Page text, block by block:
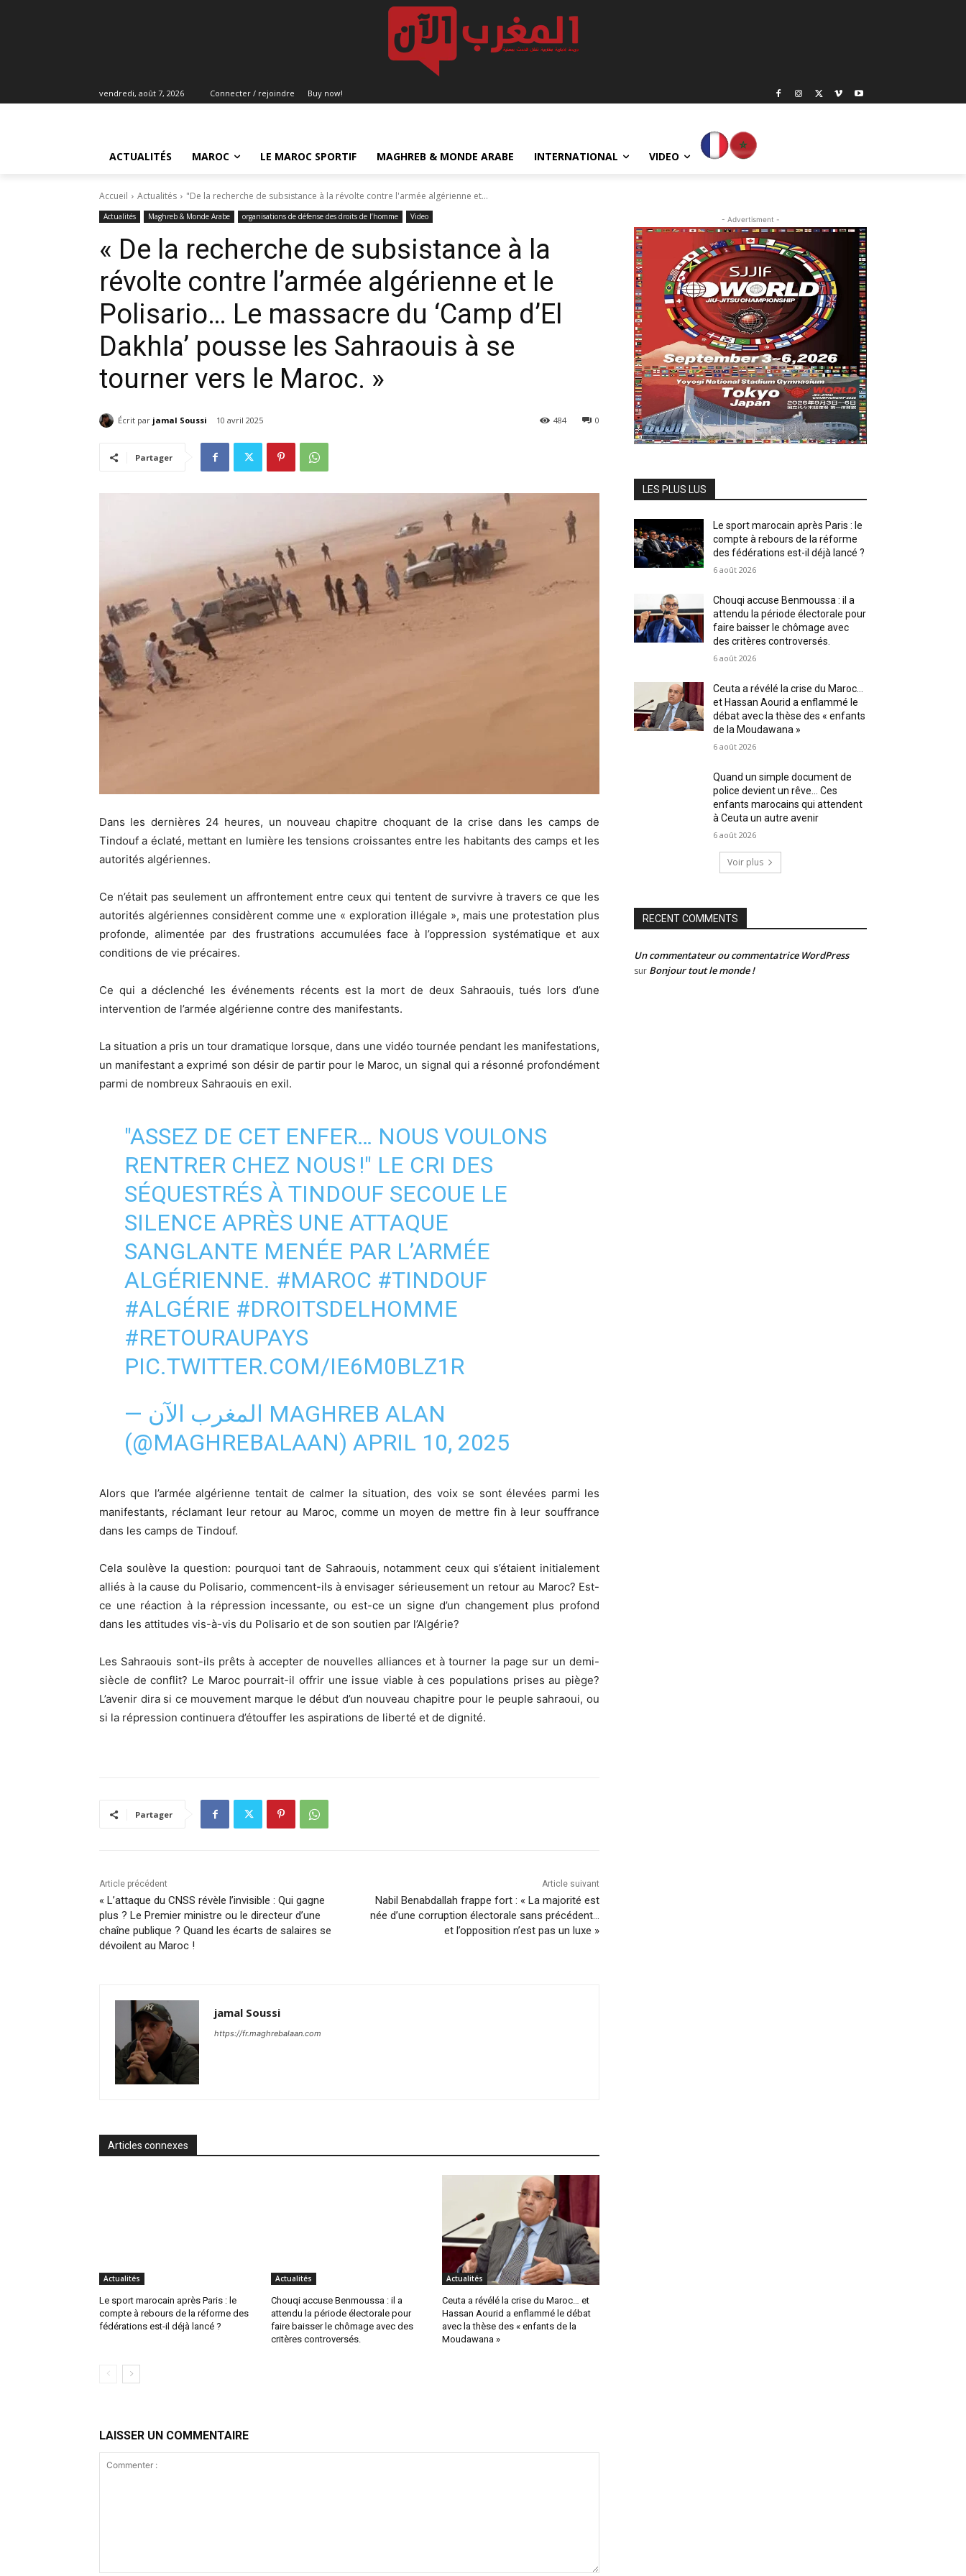
vendredi, août 7, 2026 Connecter / rejoindre Buy now!
ACTUALITÉS MAROC LE MAROC SPORTIF MAGHREB & MONDE ARABE INTERNATIONAL VIDEO
Accueil Actualités "De la recherche de subsistance à la révolte contre l'armée algérienne et...
Actualités Maghreb & Monde Arabe organisations de défense des droits de l’homme Video
« De la recherche de subsistance à la
révolte contre l’armée algérienne et le
Polisario… Le massacre du ‘Camp d’El
Dakhla’ pousse les Sahraouis à se
tourner vers le Maroc. »
Écrit par jamal Soussi 10 avril 2025 0
484
Partager
Dans les dernières 24 heures, un nouveau chapitre choquant de la crise dans les camps de
Tindouf a éclaté, mettant en lumière les tensions croissantes entre les habitants des camps et les
autorités algériennes.
Ce n’était pas seulement un affrontement entre ceux qui tentent de survivre à travers ce que les
autorités algériennes considèrent comme une « exploration illégale », mais une protestation plus
profonde, alimentée par des frustrations accumulées face à l’oppression systématique et aux
conditions de vie précaires.
Ce qui a déclenché les événements récents est la mort de deux Sahraouis, tués lors d’une
intervention de l’armée algérienne contre des manifestants.
La situation a pris un tour dramatique lorsque, dans une vidéo tournée pendant les manifestations,
un manifestant a exprimé son désir de partir pour le Maroc, un signal qui a résonné profondément
parmi de nombreux Sahraouis en exil.
"ASSEZ DE CET ENFER… NOUS VOULONS
RENTRER CHEZ NOUS !" LE CRI DES
SÉQUESTRÉS À TINDOUF SECOUE LE
SILENCE APRÈS UNE ATTAQUE
SANGLANTE MENÉE PAR L’ARMÉE
ALGÉRIENNE. #MAROC #TINDOUF
#ALGÉRIE #DROITSDELHOMME
#RETOURAUPAYS
PIC.TWITTER.COM/IE6M0BLZ1R
— المغرب الآن MAGHREB ALAN
(@MAGHREBALAAN) APRIL 10, 2025
Alors que l’armée algérienne tentait de calmer la situation, des voix se sont élevées parmi les
manifestants, réclamant leur retour au Maroc, comme un moyen de mettre fin à leur souffrance
dans les camps de Tindouf.
Cela soulève la question: pourquoi tant de Sahraouis, notamment ceux qui s’étaient initialement
alliés à la cause du Polisario, commencent-ils à envisager sérieusement un retour au Maroc? Est-
ce une réaction à la répression incessante, ou est-ce un signe d’un changement plus profond
dans les attitudes vis-à-vis du Polisario et de son soutien par l’Algérie?
Les Sahraouis sont-ils prêts à accepter de nouvelles alliances et à tourner la page sur un demi-
siècle de conflit? Le Maroc pourrait-il offrir une issue viable à ces populations prises au piège?
L’avenir dira si ce mouvement marque le début d’un nouveau chapitre pour le peuple sahraoui, ou
si la répression continuera d’étouffer les aspirations de liberté et de dignité.
Partager
Article précédent
« L’attaque du CNSS révèle l’invisible : Qui gagne
plus ? Le Premier ministre ou le directeur d’une
chaîne publique ? Quand les écarts de salaires se
dévoilent au Maroc !
Article suivant
Nabil Benabdallah frappe fort : « La majorité est
née d’une corruption électorale sans précédent…
et l’opposition n’est pas un luxe »
jamal Soussi
https://fr.maghrebalaan.com
Articles connexes
Actualités
Le sport marocain après Paris : le
compte à rebours de la réforme des
fédérations est-il déjà lancé ?
Actualités
Chouqi accuse Benmoussa : il a
attendu la période électorale pour
faire baisser le chômage avec des
critères controversés.
Actualités
Ceuta a révélé la crise du Maroc… et
Hassan Aourid a enflammé le débat
avec la thèse des « enfants de la
Moudawana »
LAISSER UN COMMENTAIRE
- Advertisment -
LES PLUS LUS
Le sport marocain après Paris : le
compte à rebours de la réforme
des fédérations est-il déjà lancé ?
6 août 2026
Chouqi accuse Benmoussa : il a
attendu la période électorale pour
faire baisser le chômage avec
des critères controversés.
6 août 2026
Ceuta a révélé la crise du Maroc…
et Hassan Aourid a enflammé le
débat avec la thèse des « enfants
de la Moudawana »
6 août 2026
Quand un simple document de
police devient un rêve… Ces
enfants marocains qui attendent
à Ceuta un autre avenir
6 août 2026
Voir plus
RECENT COMMENTS
Un commentateur ou commentatrice WordPress
sur Bonjour tout le monde !